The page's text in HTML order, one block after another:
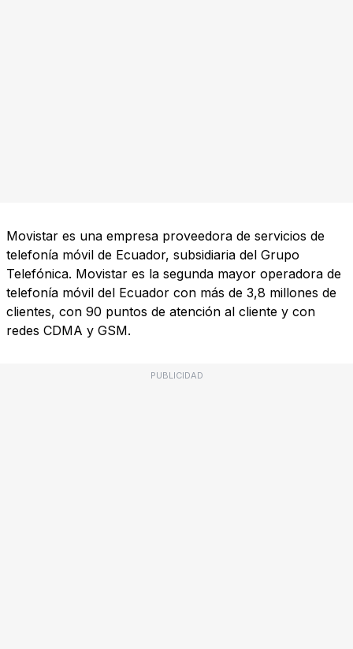
Movistar es una empresa proveedora de servicios de
telefonía móvil de Ecuador, subsidiaria del Grupo
Telefónica. Movistar es la segunda mayor operadora de
telefonía móvil del Ecuador con más de 3,8 millones de
clientes, con 90 puntos de atención al cliente y con
redes CDMA y GSM.
PUBLICIDAD